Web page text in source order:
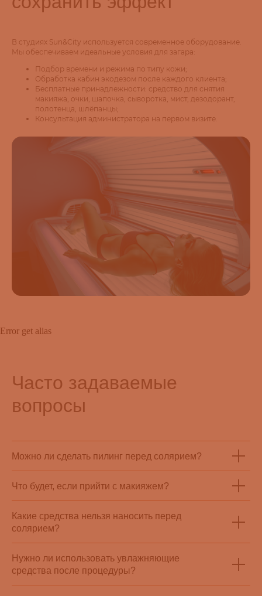
В студиях Sun&City используется современное оборудование.
Мы обеспечиваем идеальные условия для загара:
Подбор времени и режима по типу кожи;
Обработка кабин экодезом после каждого клиента;
Бесплатные принадлежности: средство для снятия
макияжа, очки, шапочка, сыворотка, мист, дезодорант,
полотенца, шлёпанцы;
Консультация администратора на первом визите.
Error get alias
Часто задаваемые
вопросы
Можно ли сделать пилинг перед солярием?
Что будет, если прийти с макияжем?
Какие средства нельзя наносить перед
солярием?
Нужно ли использовать увлажняющие
средства после процедуры?